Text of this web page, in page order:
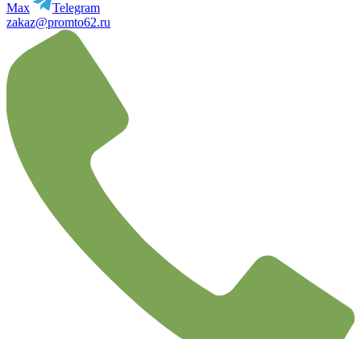
Max
Telegram
zakaz@promto62.ru